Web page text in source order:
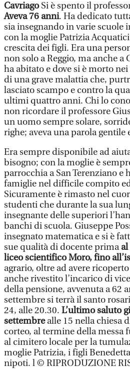
CavriagoSi è spento il
Aveva 76 anni. Ha dedicato
sia insegnando in varie scuole
con la moglie Patrizia
crescita dei figli. Era una
non solo a Reggio, ma anche a
ha abitato e dove si è morto
di una grave malattia che,
lasciato scampo e contro la
ultimi quattro anni. Chi lo
non ricordare il professore
un uomo sempre solare,
righe; aveva una parola
Era sempre disponibile ad
bisogno; con la moglie è
parrocchia a San Terenziano e
famiglie nel difficile compito
Sicuramente è rimasto nel
studenti che durante la sua
insegnante delle superiori
banchi di scuola. Giuseppe
insegnato matematica e si è
sue qualità di docente prima
liceo scientifico Moro, fino
agrario, oltre ad avere
anche rivestito l’incarico di
della pensione, avvenuta a 62
settembre si terrà il santo
24, alle 20.30. L’ultimo saluto
settembrealle 15 nella chiesa
corteo, al termine della messa
al cimitero locale per la
moglie Patrizia, i figli
nipoti. l © RIPRODUZIONE